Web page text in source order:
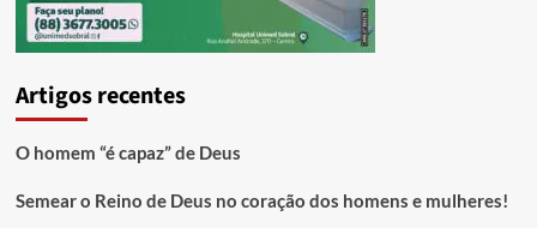
Artigos recentes
O homem “é capaz” de Deus
Semear o Reino de Deus no coração dos homens e mulheres!